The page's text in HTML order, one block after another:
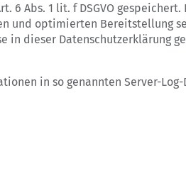
6 Abs. 1 lit. f DSGVO
und optimierten Bereitstellung
in dieser Datenschutzerklärung
in so genannten Server-